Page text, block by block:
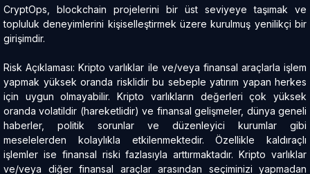
CryptOps, blockchain projelerini bir üst seviyeye taşımak ve
topluluk deneyimlerini kişiselleştirmek üzere kurulmuş yenilikçi bir
girişimdir.
Risk Açıklaması: Kripto varlıklar ile ve/veya finansal araçlarla işlem
yapmak yüksek oranda risklidir bu sebeple yatırım yapan herkes
için uygun olmayabilir. Kripto varlıkların değerleri çok yüksek
oranda volatildir (hareketlidir) ve finansal gelişmeler, dünya geneli
haberler, politik sorunlar ve düzenleyici kurumlar gibi
meselelerden kolaylıkla etkilenmektedir. Özellikle kaldıraçlı
işlemler ise finansal riski fazlasıyla arttırmaktadır. Kripto varlıklar
ve/veya diğer finansal araçlar arasından seçiminizi yapmadan